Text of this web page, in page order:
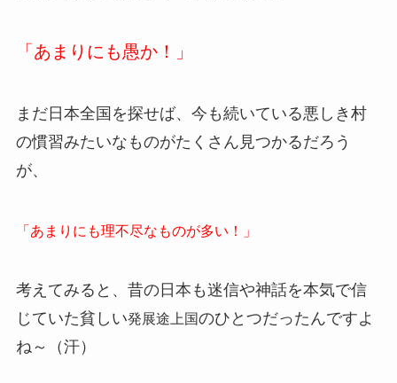
「あまりにも愚か！」
まだ日本全国を探せば、今も続いている悪しき村
の慣習みたいなものがたくさん見つかるだろう
が、
「あまりにも理不尽なものが多い！」
考えてみると、昔の日本も迷信や神話を本気で信
じていた貧しい発展途上国のひとつだったんですよ
ね～（汗）